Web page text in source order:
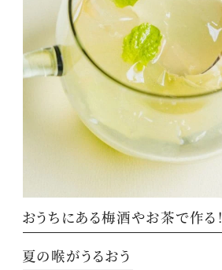
おうちにある梅酒やお茶で作る！
夏の喉がうるおう